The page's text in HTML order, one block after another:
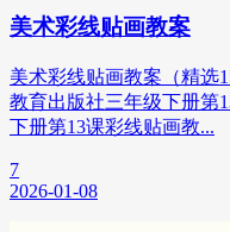
美术彩线贴画教案
美术彩线贴画教案（精选
教育出版社三年级下册第
下册第13课彩线贴画教...
7
2026-01-08